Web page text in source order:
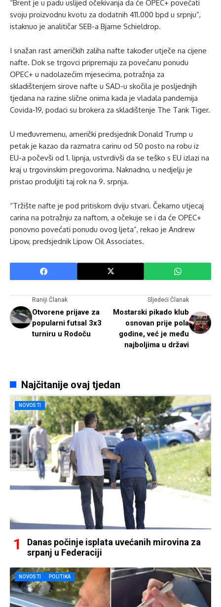
“Brent je u padu uslijed očekivanja da će OPEC+ povećati
svoju proizvodnu kvotu za dodatnih 411.000 bpd u srpnju”,
istaknuo je analitičar SEB-a Bjarne Schieldrop.
I snažan rast američkih zaliha nafte također utječe na cijene
nafte. Dok se trgovci pripremaju za povećanu ponudu
OPEC+ u nadolazećim mjesecima, potražnja za
skladištenjem sirove nafte u SAD-u skočila je posljednjih
tjedana na razine slične onima kada je vladala pandemija
Covida-19, podaci su brokera za skladištenje The Tank Tiger.
U međuvremenu, američki predsjednik Donald Trump u
petak je kazao da razmatra carinu od 50 posto na robu iz
EU-a počevši od 1. lipnja, ustvrdivši da se teško s EU izlazi na
kraj u trgovinskim pregovorima. Naknadno, u nedjelju je
pristao produljiti taj rok na 9. srpnja.
“Tržište nafte je pod pritiskom dviju stvari. Čekamo utjecaj
carina na potražnju za naftom, a očekuje se i da će OPEC+
ponovno povećati ponudu ovog ljeta”, rekao je Andrew
Lipow, predsjednik Lipow Oil Associates.
Raniji Članak
Otvorene prijave za
popularni futsal 3x3
turniru u Rodoču
Sljedeći Članak
Mostarski pikado klub
osnovan prije pola
godine, već je među
najboljima u državi
Najčitanije ovaj tjedan
NOVOSTI
Danas počinje isplata uvećanih mirovina za
srpanj u Federaciji
NOVOSTI POLITIKA